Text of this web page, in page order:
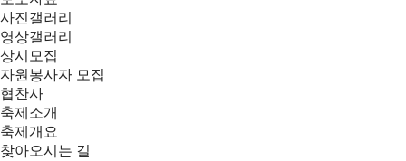
사진갤러리
영상갤러리
상시모집
자원봉사자 모집
협찬사
축제소개
축제개요
찾아오시는 길